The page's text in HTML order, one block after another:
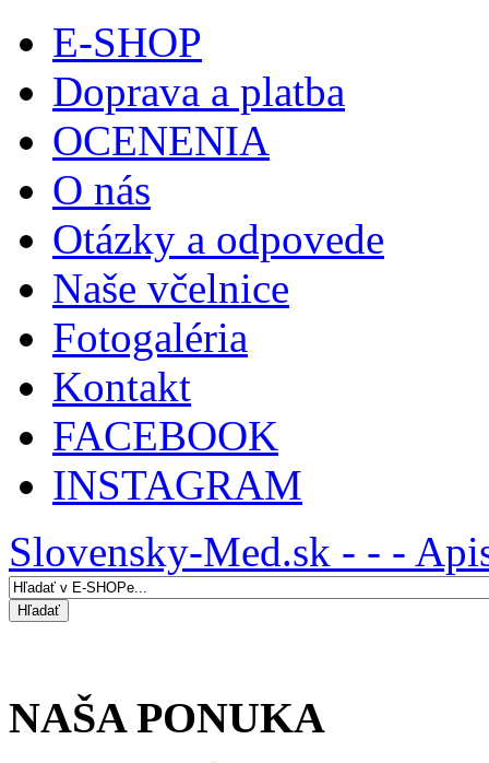
E-SHOP
Doprava a platba
OCENENIA
O nás
Otázky a odpovede
Naše včelnice
Fotogaléria
Kontakt
FACEBOOK
INSTAGRAM
Slovensky-Med.sk - - -
NAŠA PONUKA